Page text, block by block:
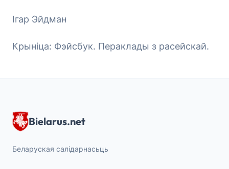
Ігар Эйдман
Крыніца: Фэйсбук. Пераклады з расейскай.
Bielarus.net
Беларуская салідарнасьць